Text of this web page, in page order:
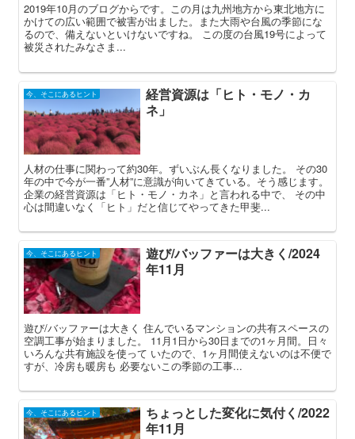
2019年10月のブログからです。この月は九州地方から東北地方に
かけての広い範囲で被害が出ました。また大雨や台風の季節にな
るので、備えないといけないですね。 この度の台風19号によって
被災されたみなさま...
今、そこにあるヒント
経営資源は「ヒト・モノ・カ
ネ」
人材の仕事に関わって約30年。ずいぶん長くなりました。 その30
年の中で今が一番”人材”に意識が向いてきている。そう感じます。
企業の経営資源は「ヒト・モノ・カネ」と言われる中で、 その中
心は間違いなく「ヒト」だと信じてやってきた甲斐...
今、そこにあるヒント
遊び/バッファーは大きく/2024
年11月
遊び/バッファーは大きく 住んでいるマンションの共有スペースの
空調工事が始まりました。 11月1日から30日までの1ヶ月間。日々
いろんな共有施設を使って いたので、1ヶ月間使えないのは不便で
すが、冷房も暖房も 必要ないこの季節の工事...
今、そこにあるヒント
ちょっとした変化に気付く/2022
年11月